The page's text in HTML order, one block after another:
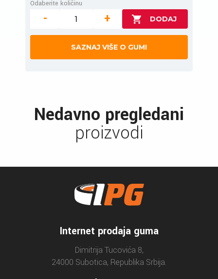
Odaberite količinu
- +
SAZNAJ VIŠE O GUMI
Nedavno pregledani
proizvodi
Internet prodaja guma
Dimitrija Tucovića 8,
24000 Subotica, Republika Srbija.